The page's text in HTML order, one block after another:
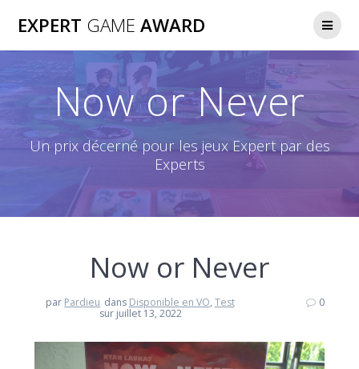
au
EXPERT GAME AWARD
Now or Never
Un prix décerné pour les jeux Expert par des
Experts
Now or Never
par Pardieu dans Disponible en VO, Test
sur juillet 13, 2022
0